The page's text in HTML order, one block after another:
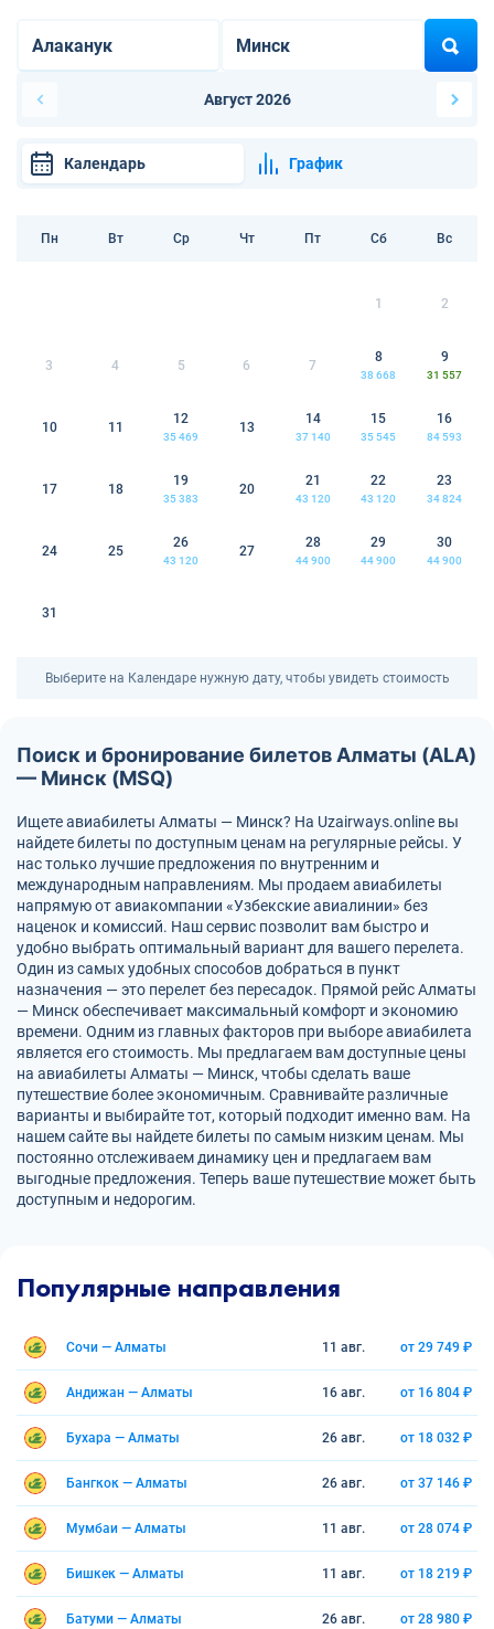
Август 2026
Календарь График
Пн Вт Ср Чт Пт Сб Вс
1 2
3 4 5 6 7
8
38 668
9
31 557
10 11
12
35 469
13
14
37 140
15
35 545
16
84 593
17 18
19
35 383
20
21
43 120
22
43 120
23
34 824
24 25
26
43 120
27
28
44 900
29
44 900
30
44 900
31
Выберите на Календаре нужную дату, чтобы увидеть стоимость
Поиск и бронирование билетов Алматы (ALA)
— Минск (MSQ)
Ищете авиабилеты Алматы — Минск? На Uzairways.online вы
найдете билеты по доступным ценам на регулярные рейсы. У
нас только лучшие предложения по внутренним и
международным направлениям. Мы продаем авиабилеты
напрямую от авиакомпании «Узбекские авиалинии» без
наценок и комиссий. Наш сервис позволит вам быстро и
удобно выбрать оптимальный вариант для вашего перелета.
Один из самых удобных способов добраться в пункт
назначения — это перелет без пересадок. Прямой рейс Алматы
— Минск обеспечивает максимальный комфорт и экономию
времени. Одним из главных факторов при выборе авиабилета
является его стоимость. Мы предлагаем вам доступные цены
на авиабилеты Алматы — Минск, чтобы сделать ваше
путешествие более экономичным. Сравнивайте различные
варианты и выбирайте тот, который подходит именно вам. На
нашем сайте вы найдете билеты по самым низким ценам. Мы
постоянно отслеживаем динамику цен и предлагаем вам
выгодные предложения. Теперь ваше путешествие может быть
доступным и недорогим.
Популярные направления
Сочи — Алматы 11 авг. от 29 749 ₽
Андижан — Алматы 16 авг. от 16 804 ₽
Бухара — Алматы 26 авг. от 18 032 ₽
Бангкок — Алматы 26 авг. от 37 146 ₽
Мумбаи — Алматы 11 авг. от 28 074 ₽
Бишкек — Алматы 11 авг. от 18 219 ₽
Батуми — Алматы 26 авг. от 28 980 ₽